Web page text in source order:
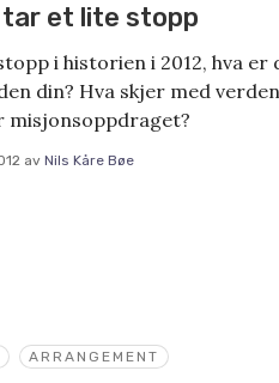
tar et lite stopp
i historien i 2012, hva er
din? Hva skjer med
misjonsoppdraget?
av Nils Kåre Bøe
ARRANGEMENT